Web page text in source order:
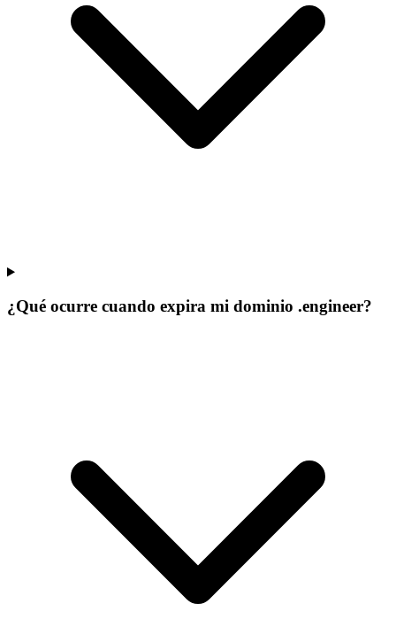
¿Qué ocurre cuando expira mi dominio .engineer?